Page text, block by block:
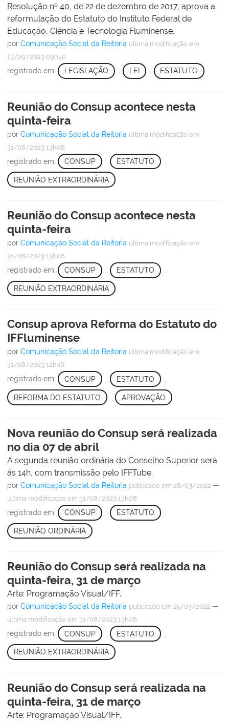
Resolução nº 40, de 22 de dezembro de 2017, aprova a
reformulação do Estatuto do Instituto Federal de
Educação, Ciência e Tecnologia Fluminense.
por Comunicação Social da Reitoria última modificação em
13/09/2023 09h50
registrado em: LEGISLAÇÃO , LEI , ESTATUTO
Reunião do Consup acontece nesta
quinta-feira
por Comunicação Social da Reitoria última modificação em
31/08/2023 13h08
registrado em: CONSUP ESTATUTO
REUNIÃO EXTRAORDINÁRIA
Reunião do Consup acontece nesta
quinta-feira
por Comunicação Social da Reitoria última modificação em
31/08/2023 13h08
registrado em: CONSUP , ESTATUTO ,
REUNIÃO EXTRAORDINÁRIA
Consup aprova Reforma do Estatuto do
IFFluminense
por Comunicação Social da Reitoria última modificação em
31/08/2023 12h48
registrado em: CONSUP ESTATUTO
REFORMA DO ESTATUTO APROVAÇÃO
Nova reunião do Consup será realizada
no dia 07 de abril
A segunda reunião ordinária do Conselho Superior será
às 14h, com transmissão pelo IFFTube.
por Comunicação Social da Reitoria publicado em 28/03/2022 —
última modificação em 31/08/2023 13h08
registrado em: CONSUP , ESTATUTO ,
REUNIÃO ORDINÁRIA
Reunião do Consup será realizada na
quinta-feira, 31 de março
Arte: Programação Visual/IFF.
por Comunicação Social da Reitoria publicado em 25/03/2022 —
última modificação em 31/08/2023 13h08
registrado em: CONSUP ESTATUTO
REUNIÃO EXTRAORDINÁRIA
Reunião do Consup será realizada na
quinta-feira, 31 de março
Arte: Programação Visual/IFF.